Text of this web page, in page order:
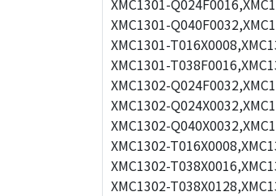
XMC1301-
XMC1301-
XMC1301-
XMC1301-
XMC1302-
XMC1302-
XMC1302-
XMC1302-
XMC1302-
XMC1302-